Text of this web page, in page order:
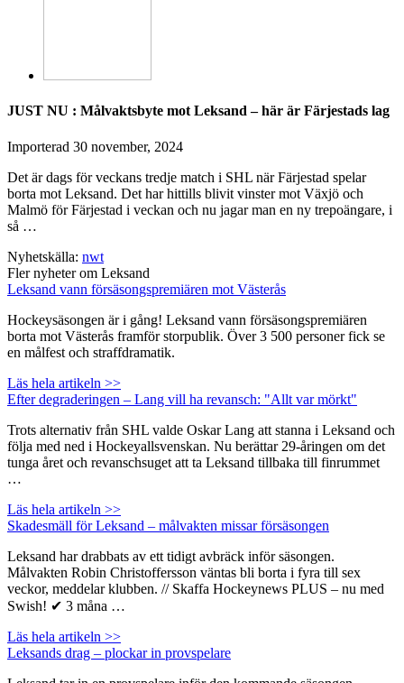
JUST NU : Målvaktsbyte mot Leksand – här är Färjestads lag
Importerad 30 november, 2024
Det är dags för veckans tredje match i SHL när Färjestad spelar
borta mot Leksand. Det har hittills blivit vinster mot Växjö och
Malmö för Färjestad i veckan och nu jagar man en ny trepoängare, i
så …
Nyhetskälla: nwt
Fler nyheter om Leksand
Leksand vann försäsongspremiären mot Västerås
Hockeysäsongen är i gång! Leksand vann försäsongspremiären
borta mot Västerås framför storpublik. Över 3 500 personer fick se
en målfest och straffdramatik.
Läs hela artikeln >>
Efter degraderingen – Lang vill ha revansch: "Allt var mörkt"
Trots alternativ från SHL valde Oskar Lang att stanna i Leksand och
följa med ned i Hockeyallsvenskan. Nu berättar 29-åringen om det
tunga året och revanschsuget att ta Leksand tillbaka till finrummet
…
Läs hela artikeln >>
Skadesmäll för Leksand – målvakten missar försäsongen
Leksand har drabbats av ett tidigt avbräck inför säsongen.
Målvakten Robin Christoffersson väntas bli borta i fyra till sex
veckor, meddelar klubben. // Skaffa Hockeynews PLUS – nu med
Swish! ✔ 3 måna …
Läs hela artikeln >>
Leksands drag – plockar in provspelare